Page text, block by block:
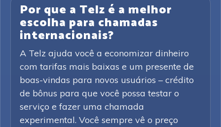
Por que a Telz é a melhor
escolha para chamadas
internacionais?
A Telz ajuda você a economizar dinheiro
com tarifas mais baixas e um presente de
boas-vindas para novos usuários – crédito
de bônus para que você possa testar o
serviço e fazer uma chamada
experimental. Você sempre vê o preço